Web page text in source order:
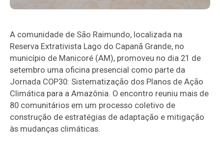
A comunidade de São Raimundo, localizada na
Reserva Extrativista Lago do Capanã Grande, no
município de Manicoré (AM), promoveu no dia 21 de
setembro uma oficina presencial como parte da
Jornada COP30: Sistematização dos Planos de Ação
Climática para a Amazônia. O encontro reuniu mais de
80 comunitários em um processo coletivo de
construção de estratégias de adaptação e mitigação
às mudanças climáticas.